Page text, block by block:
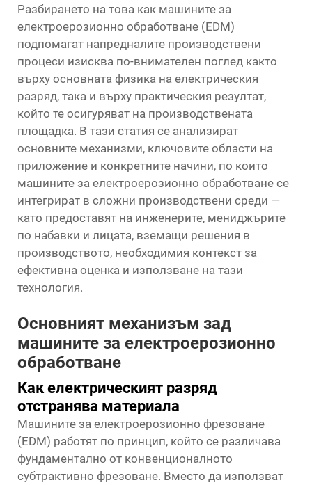
Разбирането на това как машините за
електроерозионно обработване (EDM)
подпомагат напредналите производствени
процеси изисква по-внимателен поглед както
върху основната физика на електрическия
разряд, така и върху практическия резултат,
който те осигуряват на производствената
площадка. В тази статия се анализират
основните механизми, ключовите области на
приложение и конкретните начини, по които
машините за електроерозионно обработване се
интегрират в сложни производствени среди —
като предоставят на инженерите, мениджърите
по набавки и лицата, вземащи решения в
производството, необходимия контекст за
ефективна оценка и използване на тази
технология.
Основният механизъм зад
машините за електроерозионно
обработване
Как електрическият разряд
отстранява материала
Машините за електроерозионно фрезоване
(EDM) работят по принцип, който се различава
фундаментално от конвенционалното
субтрактивно фрезоване. Вместо да използват